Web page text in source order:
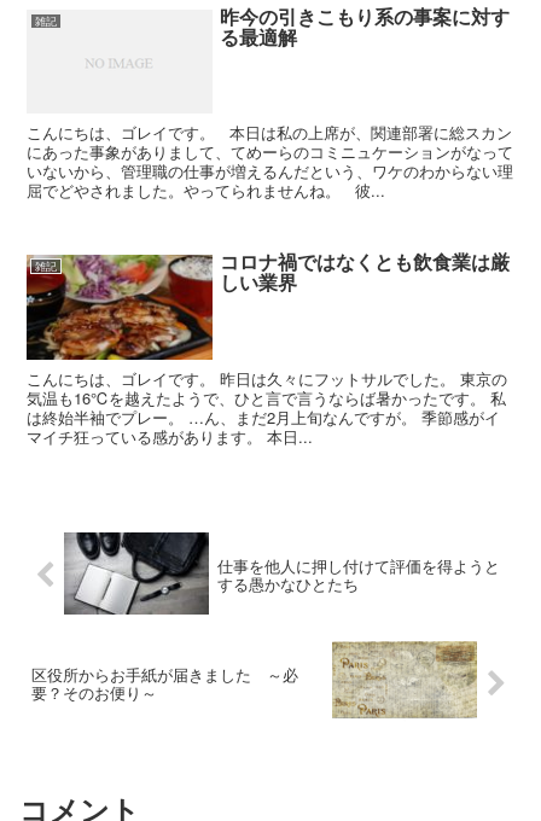
雑記 昨今の引きこもり系の事案に対す
る最適解
こんにちは、ゴレイです。 本日は私の上席が、関連部署に総スカン
にあった事象がありまして、てめーらのコミニュケーションがなって
いないから、管理職の仕事が増えるんだという、ワケのわからない理
屈でどやされました。やってられませんね。 彼...
雑記 コロナ禍ではなくとも飲食業は厳
しい業界
こんにちは、ゴレイです。 昨日は久々にフットサルでした。 東京の
気温も16℃を越えたようで、ひと言で言うならば暑かったです。 私
は終始半袖でプレー。 …ん、まだ2月上旬なんですが。 季節感がイ
マイチ狂っている感があります。 本日...
仕事を他人に押し付けて評価を得ようと
する愚かなひとたち
区役所からお手紙が届きました ～必
要？そのお便り～
コメント